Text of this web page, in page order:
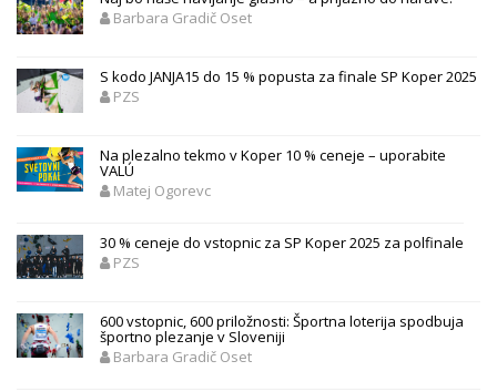
Barbara Gradič Oset
S kodo JANJA15 do 15 % popusta za finale SP Koper 2025
PZS
Na plezalno tekmo v Koper 10 % ceneje – uporabite
VALÚ
Matej Ogorevc
30 % ceneje do vstopnic za SP Koper 2025 za polfinale
PZS
600 vstopnic, 600 priložnosti: Športna loterija spodbuja
športno plezanje v Sloveniji
Barbara Gradič Oset